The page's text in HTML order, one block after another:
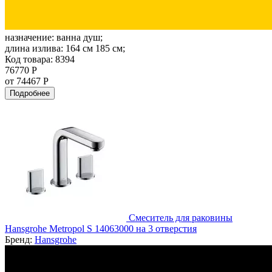
назначение: ванна душ;
длина излива: 164 см 185 см;
Код товара: 8394
76770 Р
от 74467 Р
Подробнее
Смеситель для раковины
Hansgrohe Metropol S 14063000 на 3 отверстия
Бренд: Hansgrohe